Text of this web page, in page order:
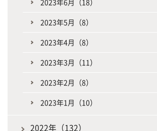
2023年6月（18）
2023年5月（8）
2023年4月（8）
2023年3月（11）
2023年2月（8）
2023年1月（10）
2022年（132）